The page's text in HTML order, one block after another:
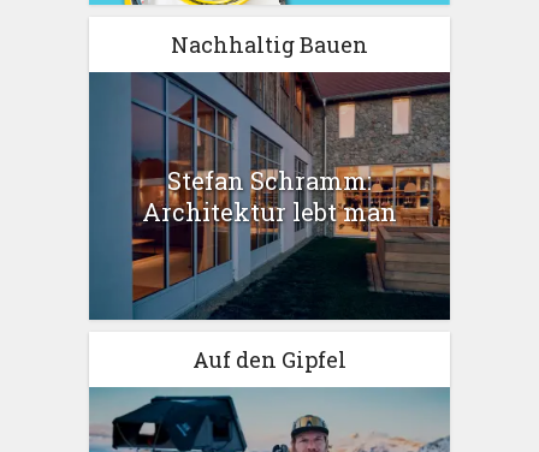
Nachhaltig Bauen
Stefan Schramm:
Architektur lebt man
Auf den Gipfel